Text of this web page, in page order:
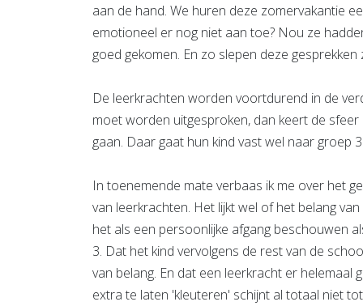
aan de hand. We huren deze zomervakantie
emotioneel er nog niet aan toe? Nou ze
goed gekomen. En zo slepen deze gesprekken
De leerkrachten worden voortdurend in de
moet worden uitgesproken, dan keert de
gaan. Daar gaat hun kind vast wel naar groep 3.
In toenemende mate verbaas ik me over het
van leerkrachten. Het lijkt wel of het belang
het als een persoonlijke afgang beschouwen
3. Dat het kind vervolgens de rest van de
van belang. En dat een leerkracht er
extra te laten 'kleuteren' schijnt al totaal niet